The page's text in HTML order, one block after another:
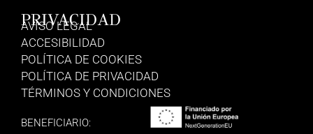
PRIVACIDAD
AVISO LEGAL
ACCESIBILIDAD
POLÍTICA DE COOKIES
POLÍTICA DE PRIVACIDAD
TÉRMINOS Y CONDICIONES
BENEFICIARIO: